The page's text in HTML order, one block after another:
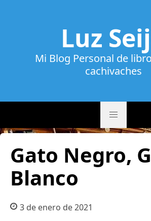
Luz
Mi Blog Personal de
cachivaches
Gato Negro,
Blanco
3 de enero de 2021